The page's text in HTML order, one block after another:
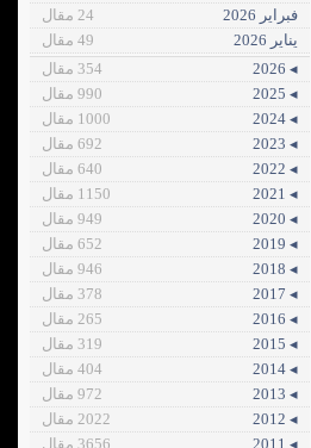
فبراير 2026
24 مقال
يناير 2026
49 مقال
◂ 2026
354 مقال
◂ 2025
990 مقال
◂ 2024
1000 مقال
◂ 2023
692 مقال
◂ 2022
640 مقال
◂ 2021
1150 مقال
◂ 2020
949 مقال
◂ 2019
652 مقال
◂ 2018
946 مقال
◂ 2017
378 مقال
◂ 2016
265 مقال
◂ 2015
319 مقال
◂ 2014
404 مقال
◂ 2013
972 مقال
◂ 2012
2022 مقال
◂ 2011
3656 مقال